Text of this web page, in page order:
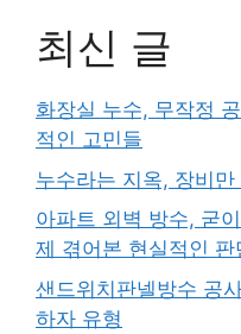
최신 글
화장실 누수, 무작정
적인 고민들
누수라는 지옥, 장비
아파트 외벽 방수, 굳
제 겪어본 현실적인 판
샌드위치판넬방수 공
하자 유형